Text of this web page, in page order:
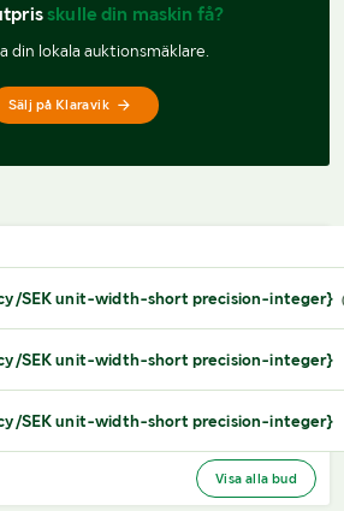
skulle din maskin få?
din lokala auktionsmäklare.
Sälj på Klaravik
SEK unit-width-short precision-integer}
SEK unit-width-short precision-integer}
SEK unit-width-short precision-integer}
Visa alla bud